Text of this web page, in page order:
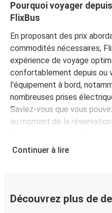
Pourquoi voyager
FlixBus
En proposant des prix
commodités nécessaires,
expérience de voyage
confortablement depuis ou
l'équipement à bord,
nombreuses prises
Saviez-vous que vous
au moment de la
voyagez l'esprit tranquille !
Vous pouvez effectuer
ou sur l'application FlixBus :
Continuer à lire
Découvrez plus de